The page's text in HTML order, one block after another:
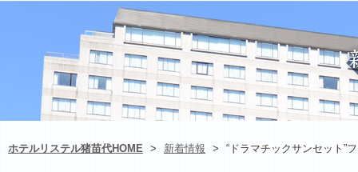
ホテルリステル猪苗代HOME > 新着情報 > “ドラマチックサンセット”